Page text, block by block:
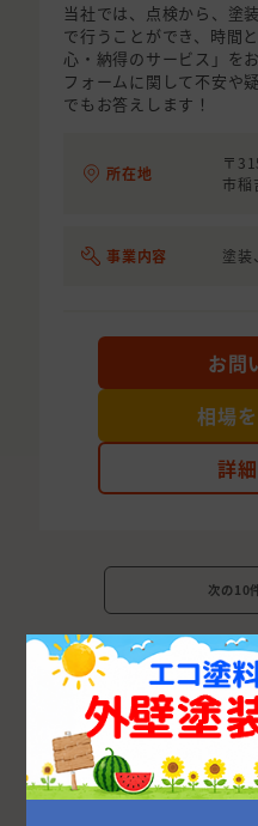
当社では、点検から、塗
で行うことができ、時間
心・納得のサービス」を
フォームに関して不安や
でもお答えします！
所在地
〒
市
事業内容 塗装
詳
お問
相場
次の10
茨城県の市区町村
水戸市 つくば市